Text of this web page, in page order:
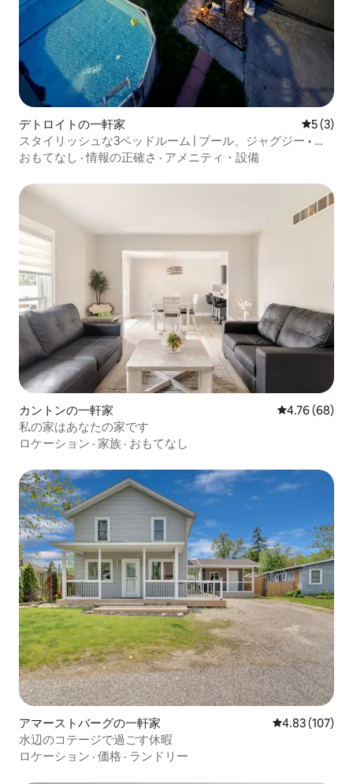
デトロイトの一軒家 レビュー
5 (3)
スタイリッシュな3ベッドルーム | プール、ジャグジー • ダ
ウンタウンまで10分
おもてなし ·情報の正確さ · アメニティ・設備
カントンの一軒家 レビュー68
4.76 (68)
私の家はあなたの家です
ロケーション · 家族 · おもてなし
アマーストバーグの一軒家 レビュー107
4.83 (107)
水辺のコテージで過ごす休暇
ロケーション · 価格 · ランドリー